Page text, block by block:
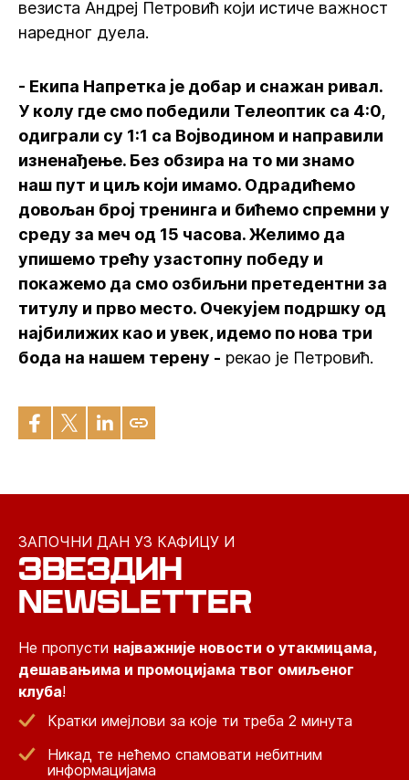
везиста Андреј Петровић који истиче важност
наредног дуела.
- Екипа Напретка је добар и снажан ривал.
У колу где смо победили Телеоптик са 4:0,
одиграли су 1:1 са Војводином и направили
изненађење. Без обзира на то ми знамо
наш пут и циљ који имамо. Одрадићемо
довољан број тренинга и бићемо спремни у
среду за меч од 15 часова. Желимо да
упишемо трећу узастопну победу и
покажемо да смо озбиљни претедентни за
титулу и прво место. Очекујем подршку од
најбилижих као и увек, идемо по нова три
бода на нашем терену - рекао је Петровић.
ЗАПОЧНИ ДАН УЗ КАФИЦУ И
ЗВЕЗДИН
NEWSLETTER
Не пропусти најважније новости о утакмицама,
дешавањима и промоцијама твог омиљеног
клуба!
Кратки имејлови за које ти треба 2 минута
Никад те нећемо спамовати небитним
информацијама